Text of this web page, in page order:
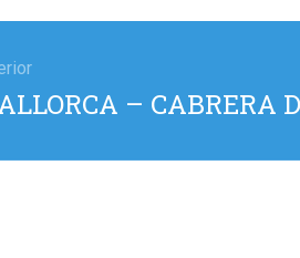
– CABRERA